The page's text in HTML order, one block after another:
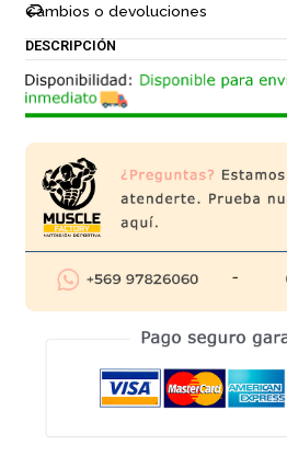
Cambios o devoluciones
DESCRIPCIÓN